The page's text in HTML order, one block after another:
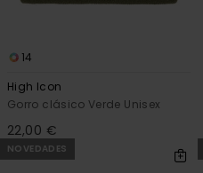
14
High Icon
Gorro clásico Verde Unisex
22,00 €
NOVEDADES